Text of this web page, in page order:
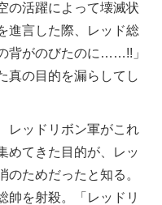
の活躍によって壊滅状
進言した際、レッド総
背がのびたのに……!!」
真の目的を漏らしてし
レッドリボン軍がこれ
めてきた目的が、レッ
のためだったと知る。
帥を射殺。「レッドリ